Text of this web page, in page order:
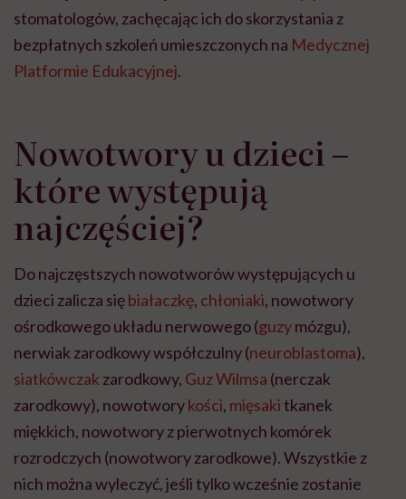
stomatologów, zachęcając ich do skorzystania z
bezpłatnych szkoleń umieszczonych na Medycznej
Platformie Edukacyjnej.
Nowotwory u dzieci –
które występują
najczęściej?
Do najczęstszych nowotworów występujących u
dzieci zalicza siębiałaczkę, chłoniaki, nowotwory
ośrodkowego układu nerwowego (guzymózgu),
nerwiak zarodkowy współczulny (neuroblastoma),
siatkówczak zarodkowy, Guz Wilmsa (nerczak
zarodkowy), nowotworykości, mięsakitkanek
miękkich, nowotwory z pierwotnych komórek
rozrodczych (nowotwory zarodkowe). Wszystkie z
nich można wyleczyć, jeśli tylko wcześnie zostanie